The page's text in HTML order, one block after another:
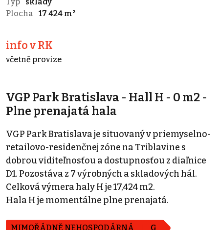
Plocha
17 424 m²
info v RK
včetně provize
VGP Park Bratislava - Hall H - 0 m2 -
Plne prenajatá hala
VGP Park Bratislava je situovaný v priemyselno-
retailovo-residenčnej zóne na Triblavine s
dobrou viditeľnosťou a dostupnosťou z diaľnice
D1. Pozostáva z 7 výrobných a skladových hál.
Celková výmera haly H je 17,424 m2.
Hala H je momentálne plne prenajatá.
MIMOŘÁDNĚ NEHOSPODÁRNÁ G